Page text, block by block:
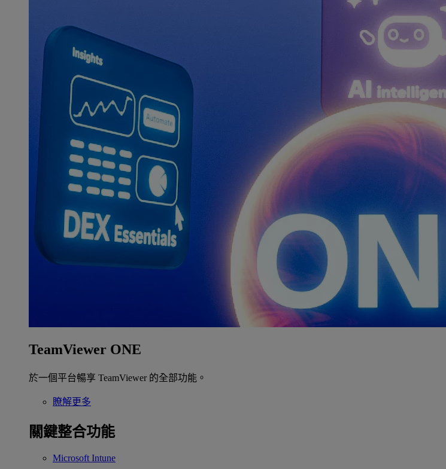
TeamViewer ONE
於一個平台暢享 TeamViewer 的全部功能。
瞭解更多
關鍵整合功能
Microsoft Intune